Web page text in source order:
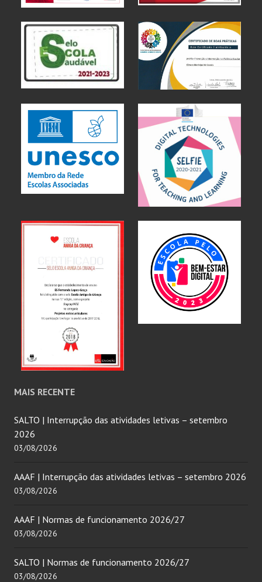
MAIS RECENTE
SALTO | Interrupção das atividades letivas – setembro
2026
03/08/2026
AAAF | Interrupção das atividades letivas – setembro 2026
03/08/2026
AAAF | Normas de funcionamento 2026/27
03/08/2026
SALTO | Normas de funcionamento 2026/27
03/08/2026